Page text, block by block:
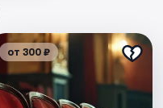
от 300 ₽